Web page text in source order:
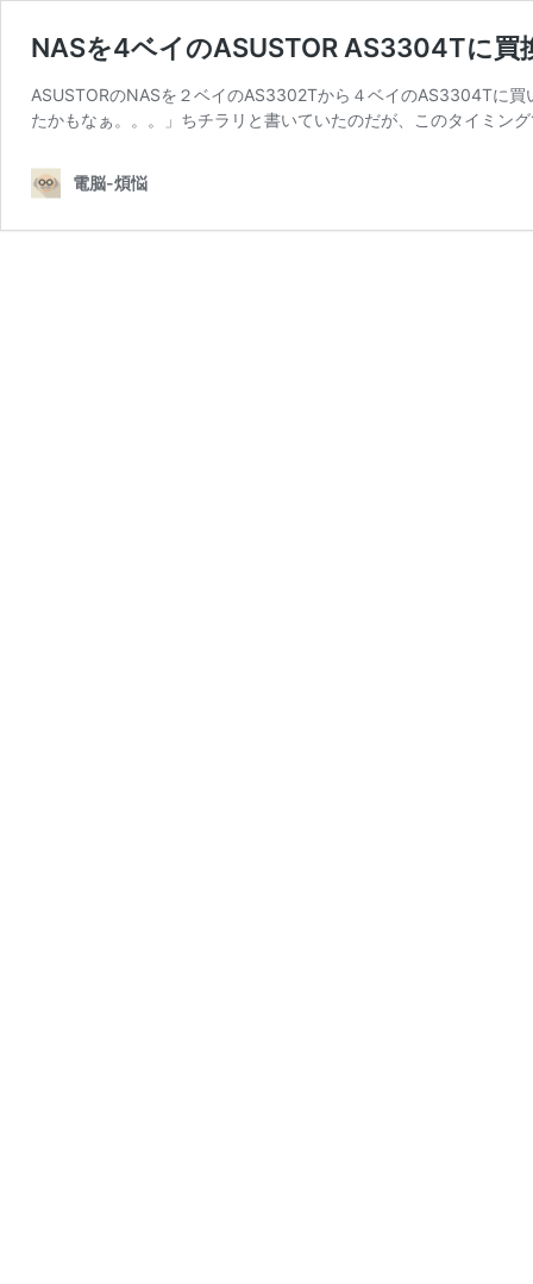
NASを4ベイのASUSTOR AS3304Tに買
ASUSTORのNASを２ベイのAS3302Tから４ベイのAS3304Tに
たかもなぁ。。。」ちチラリと書いていたのだが、このタイミン
電脳-煩悩